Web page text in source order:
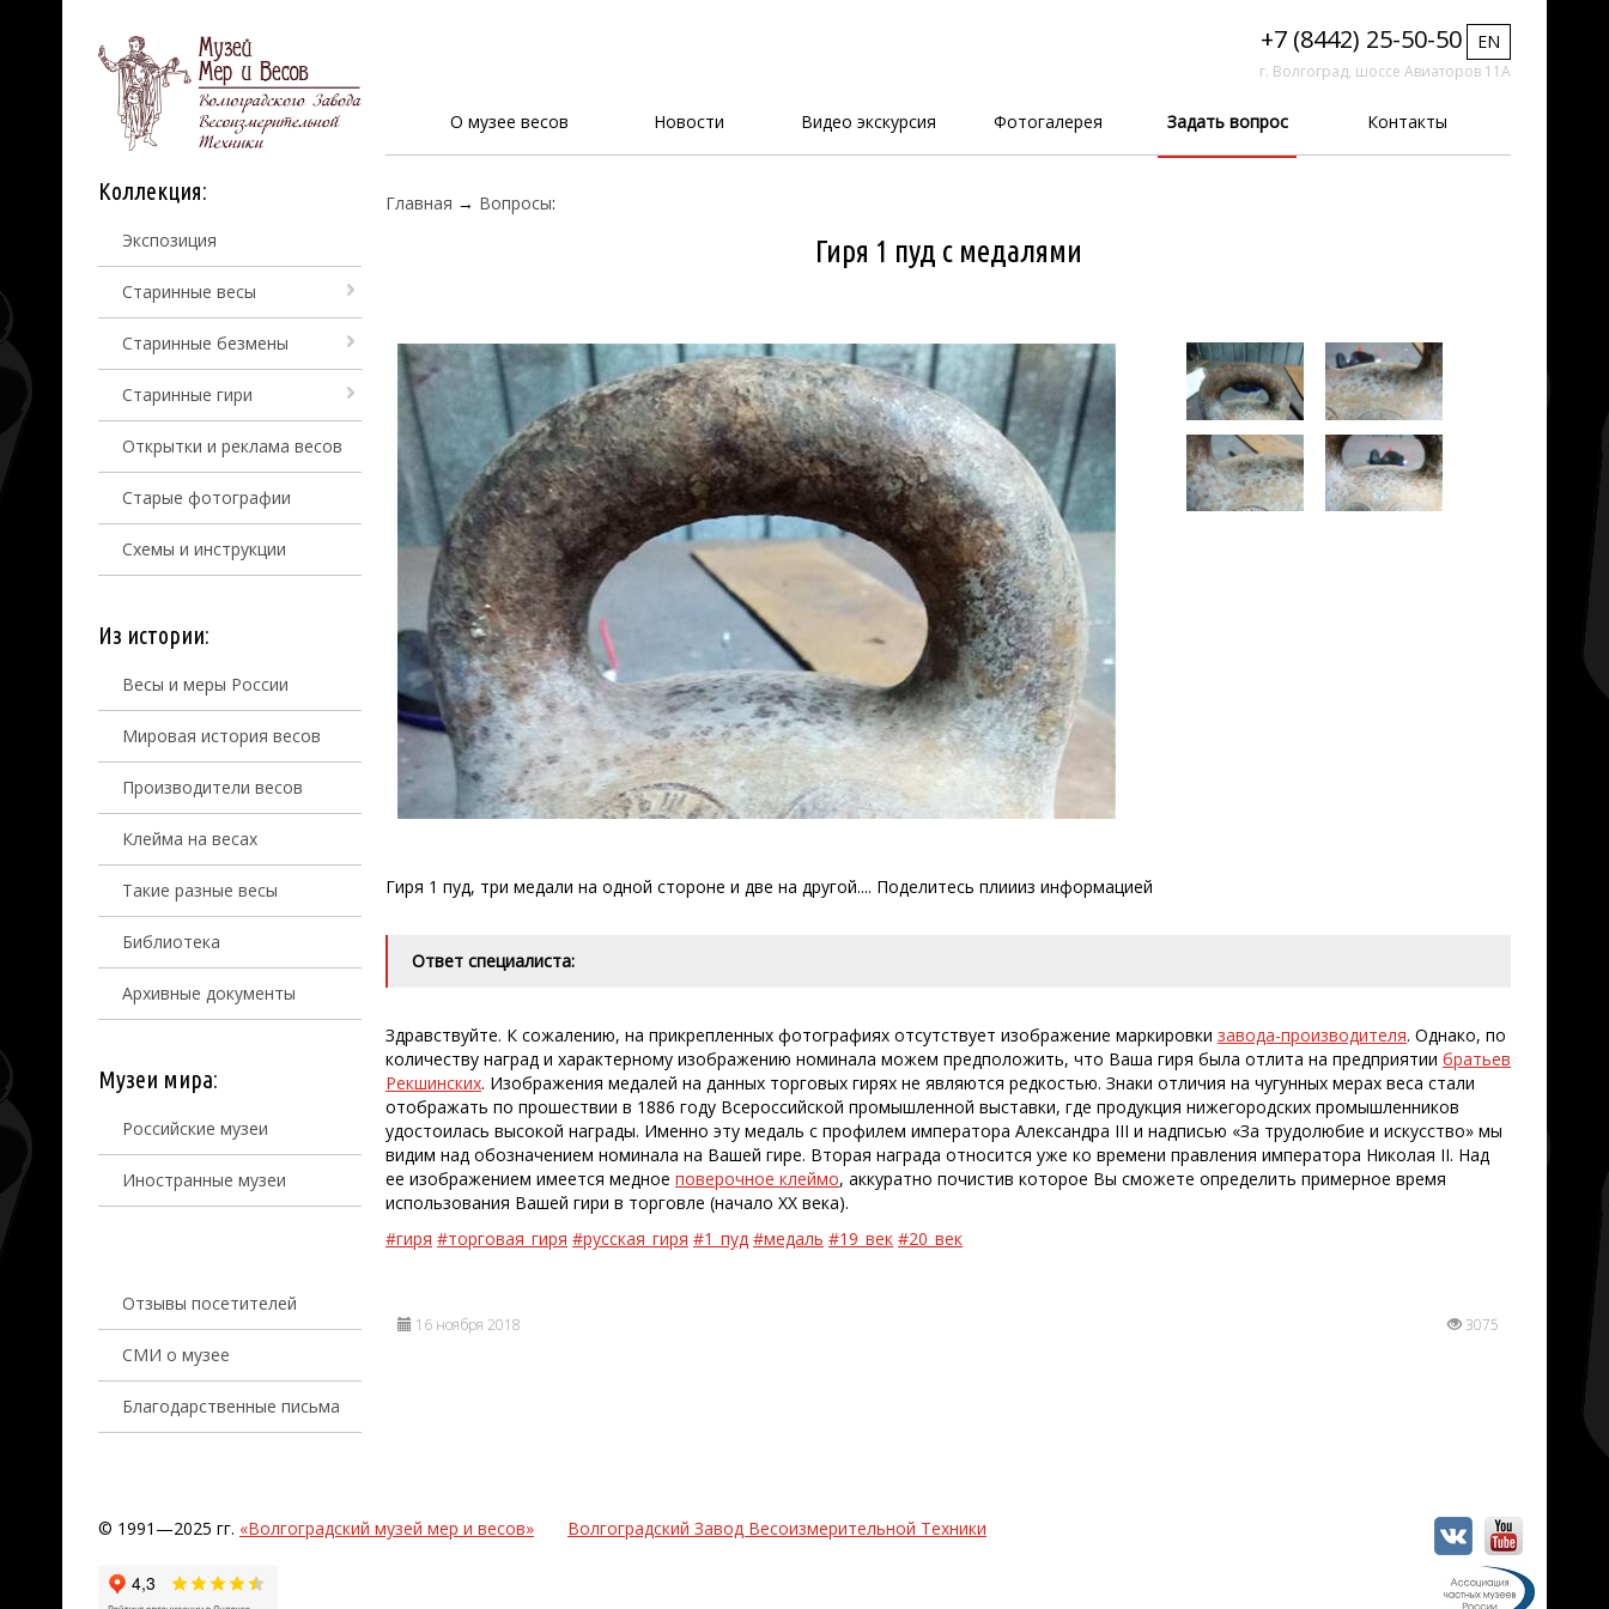
+7 (8442) 25-50-50 EN
г. Волгоград, шоссе Авиаторов 11А
О музее весов Новости Видео экскурсия Фотогалерея Задать вопрос Контакты
Коллекция:
Экспозиция
Старинные весы
Старинные безмены
Старинные гири
Открытки и реклама весов
Старые фотографии
Схемы и инструкции
Из истории:
Весы и меры России
Мировая история весов
Производители весов
Клейма на весах
Такие разные весы
Библиотека
Архивные документы
Музеи мира:
Российские музеи
Иностранные музеи
Отзывы посетителей
СМИ о музее
Благодарственные письма
Главная → Вопросы:
Гиря 1 пуд с медалями
Гиря 1 пуд, три медали на одной стороне и две на другой.... Поделитесь плиииз информацией
Ответ специалиста:
Здравствуйте. К сожалению, на прикрепленных фотографиях отсутствует изображение маркировки завода-производителя. Однако, по
количеству наград и характерному изображению номинала можем предположить, что Ваша гиря была отлита на предприятии братьев
Рекшинских. Изображения медалей на данных торговых гирях не являются редкостью. Знаки отличия на чугунных мерах веса стали
отображать по прошествии в 1886 году Всероссийской промышленной выставки, где продукция нижегородских промышленников
удостоилась высокой награды. Именно эту медаль с профилем императора Александра III и надписью «За трудолюбие и искусство» мы
видим над обозначением номинала на Вашей гире. Вторая награда относится уже ко времени правления императора Николая II. Над
ее изображением имеется медное поверочное клеймо, аккуратно почистив которое Вы сможете определить примерное время
использования Вашей гири в торговле (начало ХХ века).
#гиря #торговая_гиря #русская_гиря #1_пуд #медаль #19_век #20_век
3075
16 ноября 2018
© 1991—2025 гг. «Волгоградский музей мер и весов» Волгоградский Завод Весоизмерительной Техники